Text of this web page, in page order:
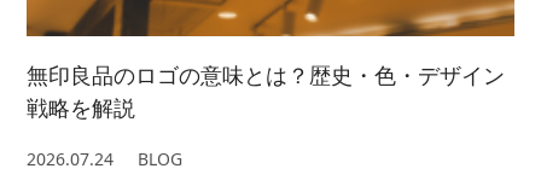
無印良品のロゴの意味とは？歴史・色・デザイン
戦略を解説
2026.07.24 BLOG